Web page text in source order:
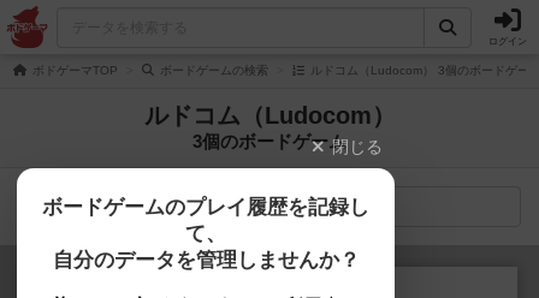
ログイン
ボドゲーマTOP ボードゲームの検索 ルドコム（Ludocom） 3個のボードゲー
ルドコム（Ludocom）
3個のボードゲーム
検索メニュー
閉じる
ボードゲームのプレイ履歴を記録し
て、
自分のデータを管理しませんか？